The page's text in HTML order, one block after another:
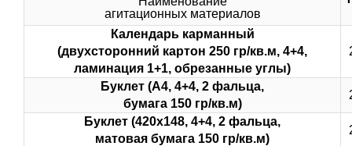
агитационных материалов
Календарь карманный
(двухсторонний картон 250 гр/кв.м, 4+4,
ламинация 1+1, обрезанные углы)
Буклет (А4, 4+4, 2 фальца,
бумага 150 гр/кв.м)
Буклет (420х148, 4+4, 2 фальца,
матовая бумага 150 гр/кв.м)